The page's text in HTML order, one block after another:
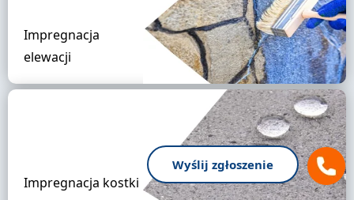
Impregnacja
elewacji
Impregnacja kostki
Wyślij zgłoszenie